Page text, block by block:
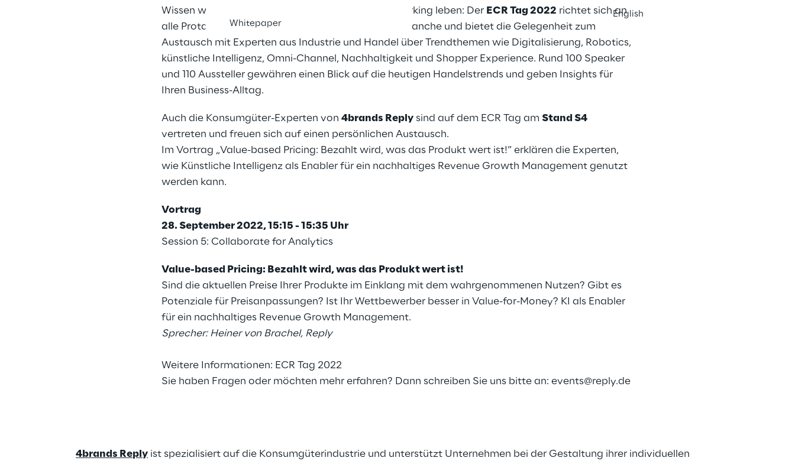
Whitepaper
English
Wissen weitergeben, Inspiration fördern und Networking leben: Der ECR Tag 2022 richtet sich an
alle Protagonisten der Handels- und Konsumgüterbranche und bietet die Gelegenheit zum
Austausch mit Experten aus Industrie und Handel über Trendthemen wie Digitalisierung, Robotics,
künstliche Intelligenz, Omni-Channel, Nachhaltigkeit und Shopper Experience. Rund 100 Speaker
und 110 Aussteller gewähren einen Blick auf die heutigen Handelstrends und geben Insights für
Ihren Business-Alltag.
Auch die Konsumgüter-Experten von4brands Reply sind auf dem ECR Tag amStand S4
vertreten und freuen sich auf einen persönlichen Austausch.
Im Vortrag „Value-based Pricing: Bezahlt wird, was das Produkt wert ist!“ erklären die Experten,
wie Künstliche Intelligenz als Enabler für ein nachhaltiges Revenue Growth Management genutzt
werden kann.
Vortrag
28. September 2022, 15:15 - 15:35 Uhr
Session 5: Collaborate for Analytics
Value-based Pricing: Bezahlt wird, was das Produkt wert ist!
Sind die aktuellen Preise Ihrer Produkte im Einklang mit dem wahrgenommenen Nutzen? Gibt es
Potenziale für Preisanpassungen? Ist Ihr Wettbewerber besser in Value-for-Money? KI als Enabler
für ein nachhaltiges Revenue Growth Management.
Sprecher: Heiner von Brachel, Reply
Weitere Informationen: ECR Tag 2022
Sie haben Fragen oder möchten mehr erfahren? Dann schreiben Sie uns bitte an:events@reply.de
4brands Reply ist spezialisiert auf die Konsumgüterindustrie und unterstützt Unternehmen bei der Gestaltung ihrer individuellen